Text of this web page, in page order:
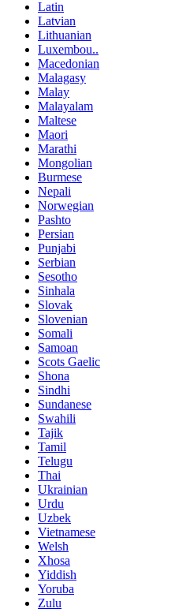
Latin
Latvian
Lithuanian
Luxembou..
Macedonian
Malagasy
Malay
Malayalam
Maltese
Maori
Marathi
Mongolian
Burmese
Nepali
Norwegian
Pashto
Persian
Punjabi
Serbian
Sesotho
Sinhala
Slovak
Slovenian
Somali
Samoan
Scots Gaelic
Shona
Sindhi
Sundanese
Swahili
Tajik
Tamil
Telugu
Thai
Ukrainian
Urdu
Uzbek
Vietnamese
Welsh
Xhosa
Yiddish
Yoruba
Zulu